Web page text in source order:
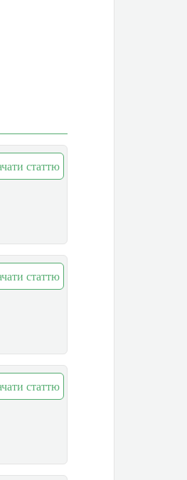
статтю
статтю
статтю